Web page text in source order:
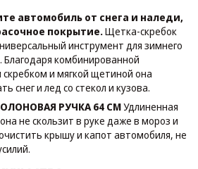
автомобиль от снега и наледи,
покрытие.Щетка-скребок
инструмент для зимнего
комбинированной
скребком и мягкой щетиной она
снег и лед со стекол и кузова.
РУЧКА 64 СМУдлиненная
не скользит в руке даже в мороз и
крышу и капот автомобиля, не